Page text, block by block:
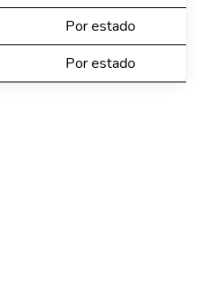
Por estado
Por estado